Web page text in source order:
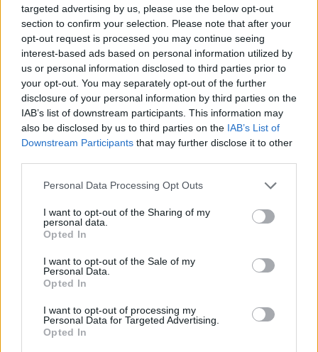
targeted advertising by us, please use the below opt-out
section to confirm your selection. Please note that after your
opt-out request is processed you may continue seeing
interest-based ads based on personal information utilized by
us or personal information disclosed to third parties prior to
your opt-out. You may separately opt-out of the further
disclosure of your personal information by third parties on the
IAB’s list of downstream participants. This information may
also be disclosed by us to third parties on the IAB’s List of
Downstream Participants that may further disclose it to other
Please note that this website/app uses one or more Google
not limited to your visit or usage behaviour. You may click to
grant or deny consent to Google and its third-party tags to
use your data for below specified purposes in below Google
consent section.
Personal Data Processing Opt Outs
I want to opt-out of the Sharing of my
personal data.
Opted In
I want to opt-out of the Sale of my
Personal Data.
Opted In
I want to opt-out of processing my
Personal Data for Targeted Advertising.
Opted In
Guía para evaluar RWA: custodios, oráculos, liquidez y riesgo